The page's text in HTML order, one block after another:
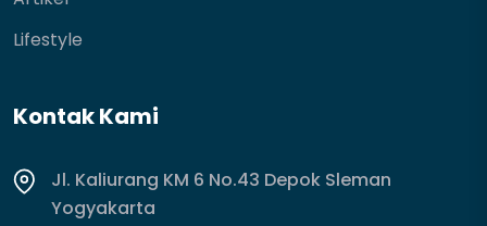
Lifestyle
Kontak Kami
Jl. Kaliurang KM 6 No.43 Depok Sleman
Yogyakarta